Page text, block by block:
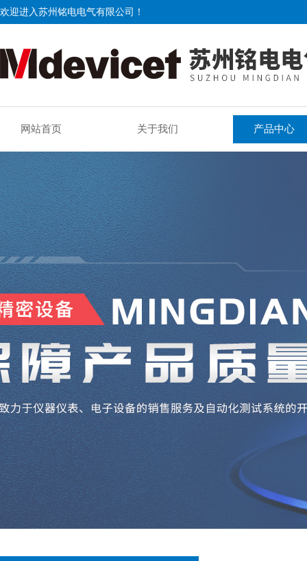
欢迎进入苏州铭电电气有限公司！
网站首页 关于我们 产品中心